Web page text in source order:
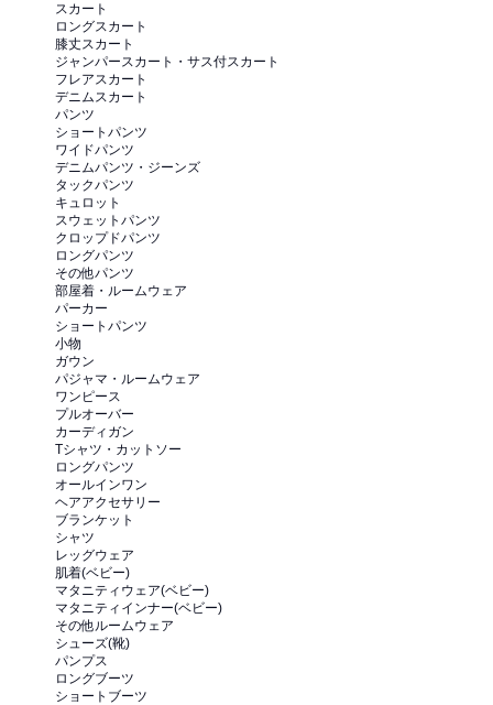
スカート
ロングスカート
膝丈スカート
ジャンパースカート・サス付スカート
フレアスカート
デニムスカート
パンツ
ショートパンツ
ワイドパンツ
デニムパンツ・ジーンズ
タックパンツ
キュロット
スウェットパンツ
クロップドパンツ
ロングパンツ
その他パンツ
部屋着・ルームウェア
パーカー
ショートパンツ
小物
ガウン
パジャマ・ルームウェア
ワンピース
プルオーバー
カーディガン
Tシャツ・カットソー
ロングパンツ
オールインワン
ヘアアクセサリー
ブランケット
シャツ
レッグウェア
肌着(ベビー)
マタニティウェア(ベビー)
マタニティインナー(ベビー)
その他ルームウェア
シューズ(靴)
パンプス
ロングブーツ
ショートブーツ